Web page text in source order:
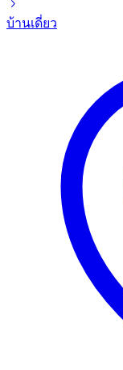
บ้านเดี่ยว